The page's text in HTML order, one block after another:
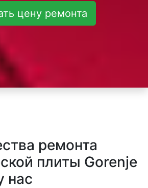
цену ремонта
ремонта
плиты Gorenje
нас